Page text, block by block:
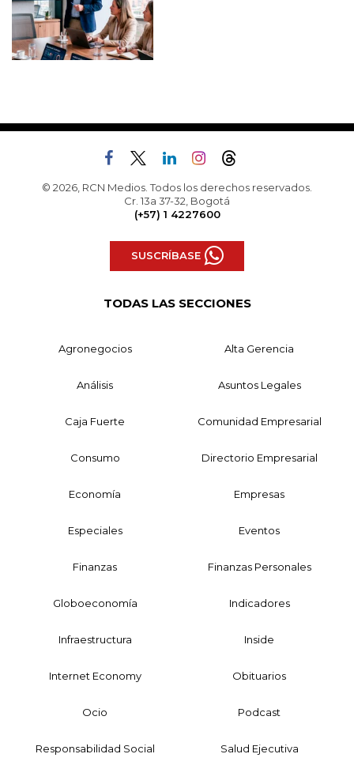
© 2026, RCN Medios. Todos los derechos reservados.
Cr. 13a 37-32, Bogotá
(+57) 1 4227600
SUSCRÍBASE
TODAS LAS SECCIONES
Agronegocios Alta Gerencia
Análisis Asuntos Legales
Caja Fuerte Comunidad Empresarial
Consumo Directorio Empresarial
Economía Empresas
Especiales Eventos
Finanzas Finanzas Personales
Globoeconomía Indicadores
Infraestructura Inside
Internet Economy Obituarios
Ocio Podcast
Responsabilidad Social Salud Ejecutiva